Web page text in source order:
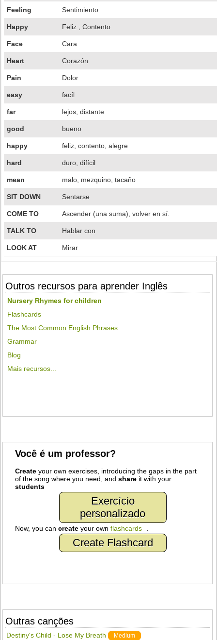
Feeling Sentimiento
Happy Feliz ; Contento
Face Cara
Heart Corazón
Pain Dolor
easy facíl
far lejos, distante
good bueno
happy feliz, contento, alegre
hard duro, difícil
mean malo, mezquino, tacaño
SIT DOWN Sentarse
COME TO Ascender (una suma), volver en sí.
TALK TO Hablar con
LOOK AT Mirar
Outros recursos para aprender Inglês
Nursery Rhymes for children
Flashcards
The Most Common English Phrases
Grammar
Blog
Mais recursos...
Você é um professor?
Create your own exercises, introducing the gaps in the part
of the song where you need, andshare it with your
students
Exercício
personalizado
Now, you cancreate your ownflashcards
Create Flashcard
Outras canções
Destiny's Child - Lose My Breath Medium